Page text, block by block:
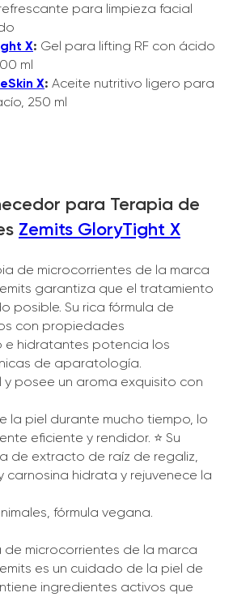
para limpieza facial
X: Gel para lifting RF con ácido
ml
X: Aceite nutritivo ligero para
250 ml
para Terapia de
Zemits GloryTight X
de microcorrientes de la marca
garantiza que el tratamiento
posible. Su rica fórmula de
con propiedades
e hidratantes potencia los
de aparatología.
y posee un aroma exquisito con
la piel durante mucho tiempo, lo
eficiente y rendidor. ⭐️ Su
de extracto de raíz de regaliz,
carnosina hidrata y rejuvenece la
fórmula vegana.
microcorrientes de la marca
es un cuidado de la piel de
ingredientes activos que